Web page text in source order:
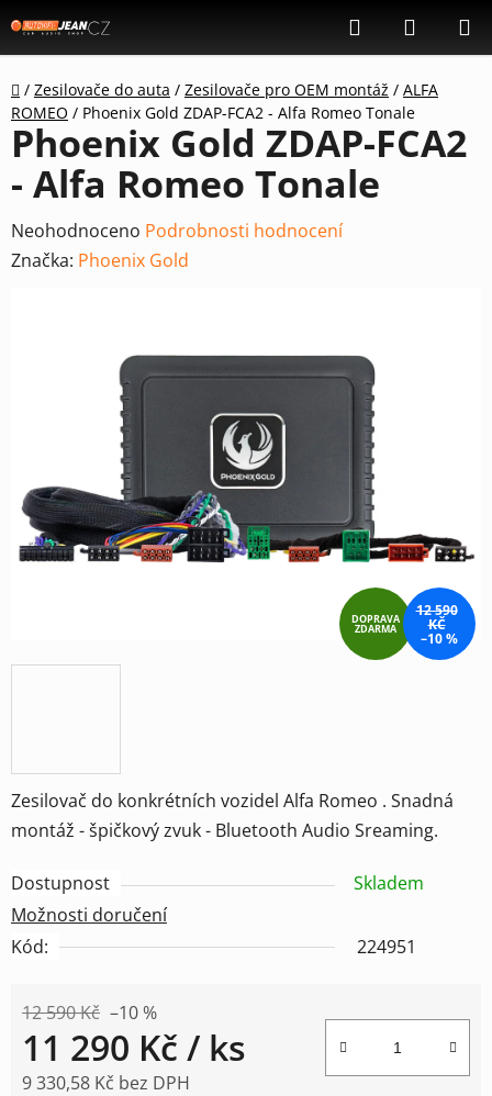
na
obsah
Hledat
KOŠÍK
Domů
/ Zesilovače do auta / Zesilovače pro OEM montáž / ALFA
ROMEO / Phoenix Gold ZDAP-FCA2 - Alfa Romeo Tonale
Zesilovač do konkrétních vozidel Alfa Romeo . Snadná
montáž - špičkový zvuk - Bluetooth Audio Sreaming.
Dostupnost
Skladem
Možnosti doručení
Kód:
224951
12 590 Kč –10 %
11 290 Kč / ks
9 330,58 Kč bez DPH
Phoenix Gold ZDAP-FCA2
- Alfa Romeo Tonale
Průměrné
hodnocení
Neohodnoceno Podrobnosti hodnocení
Značka: Phoenix Gold
DOPRAVA
ZDARMA
12 590
KČ
–10 %